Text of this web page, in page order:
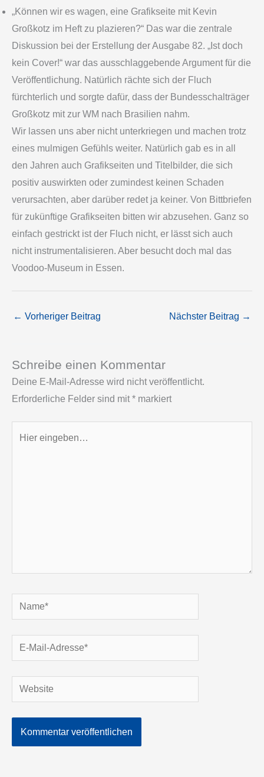
„Können wir es wagen, eine Grafikseite mit Kevin
Großkotz im Heft zu plazieren?“ Das war die zentrale
Diskussion bei der Erstellung der Ausgabe 82. „Ist doch
kein Cover!“ war das ausschlaggebende Argument für die
Veröffentlichung. Natürlich rächte sich der Fluch
fürchterlich und sorgte dafür, dass der Bundesschalträger
Großkotz mit zur WM nach Brasilien nahm.
Wir lassen uns aber nicht unterkriegen und machen trotz
eines mulmigen Gefühls weiter. Natürlich gab es in all
den Jahren auch Grafikseiten und Titelbilder, die sich
positiv auswirkten oder zumindest keinen Schaden
verursachten, aber darüber redet ja keiner. Von Bittbriefen
für zukünftige Grafikseiten bitten wir abzusehen. Ganz so
einfach gestrickt ist der Fluch nicht, er lässt sich auch
nicht instrumentalisieren. Aber besucht doch mal das
Voodoo-Museum in Essen.
← Vorheriger Beitrag Nächster Beitrag →
Schreibe einen Kommentar
Deine E-Mail-Adresse wird nicht veröffentlicht.
Erforderliche Felder sind mit * markiert
Name*
E-
Mail-
Adresse*
Website